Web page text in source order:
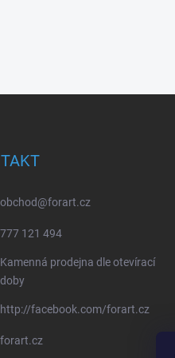
obchod@forart.cz
777 121 494
Kamenná prodejna dle otevírací
doby
http://facebook.com/forart.cz
forart.cz